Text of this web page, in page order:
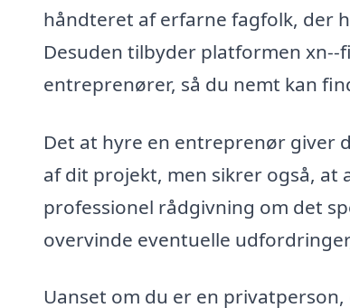
håndteret af erfarne fagfolk, der
Desuden tilbyder platformen
entreprenører, så du nemt kan
Det at hyre en entreprenør giver
af dit projekt, men sikrer også, at
professionel rådgivning om det
overvinde eventuelle
Uanset om du er en